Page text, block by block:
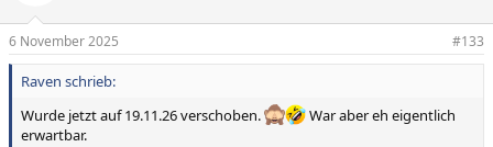
o
n
e
n
6 November 2025 #133
Raven schrieb:
Wurde jetzt auf 19.11.26 verschoben.
War aber eh eigentlich
erwartbar.